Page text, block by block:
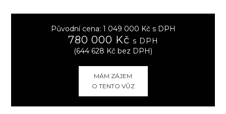
Původní cena: 1 049 000 Kč s DPH
780 000 Kč s DPH
(644 628 Kč bez DPH)
MÁM ZÁJEM
O TENTO VŮZ